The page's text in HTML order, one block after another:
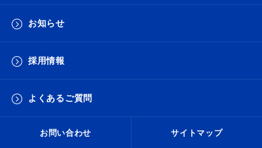
お知らせ
採用情報
よくあるご質問
お問い合わせ サイトマップ